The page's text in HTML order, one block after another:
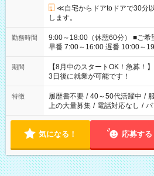
≪自宅からドアtoドアで30分
します。
勤務時間
9:00～18:00（休憩60分） ■ご希望があれば下記シフトもOK！
早番 7:00～16:00 遅番 10:00～
と休みを合わせたい」 「余裕を
「できれば残業はしたくない」
ね。 ※Wワーク希望の方へ 今ご覧のお仕事で希望する勤務時間
と、もう1つのお仕事の勤務時
合は応募できません。
期間
【8月中のスタートOK！急募
3日後に就業が可能です！
特徴 履歴書不要 / 40～50代活躍中 /
上の大量募集 / 電話対応なし /
気になる！ 応募する